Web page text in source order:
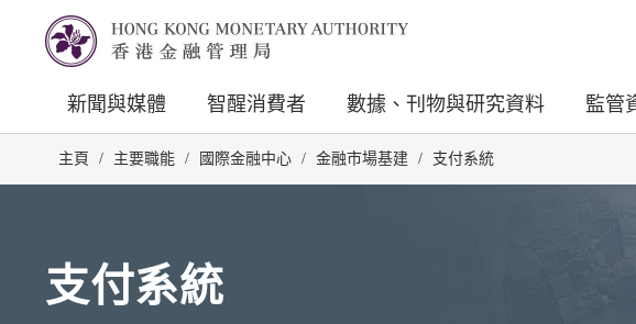
新聞與媒體 智醒消費者 數據、刊物與研究資料 監管
主頁 / 主要職能 / 國際金融中心 / 金融市場基建 / 支付系統
支付系統